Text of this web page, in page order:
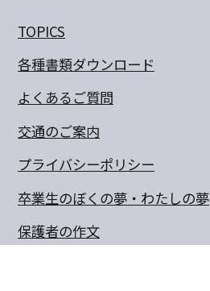
TOPICS
各種書類ダウンロード
よくあるご質問
交通のご案内
プライバシーポリシー
卒業生のぼくの夢・わたしの夢
保護者の作文